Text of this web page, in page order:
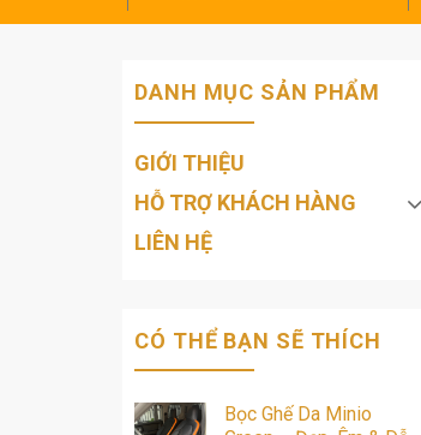
DANH MỤC SẢN PHẨM
GIỚI THIỆU
HỖ TRỢ KHÁCH HÀNG
LIÊN HỆ
CÓ THỂ BẠN SẼ THÍCH
Bọc Ghế Da Minio